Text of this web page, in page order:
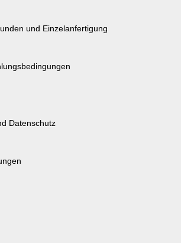
und Einzelanfertigung
Datenschutz